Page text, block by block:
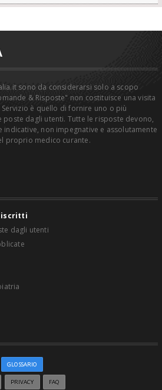
sono da considerarsi solo a scopo
& Risposte" non costituisce una visita
è quello di fornire uno o più
dagli utenti. Tutte le risposte devono,
non impegnative e assolutamente
proprio medico curante.
dagli utenti
GLOSSARIO
PRIVACY FAQ